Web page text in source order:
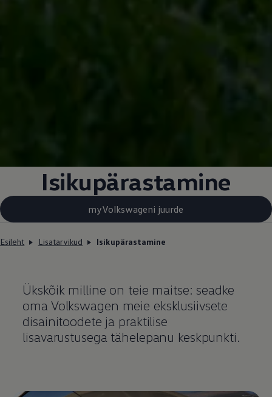
Isikupärastamine
myVolkswageni juurde
Esileht Lisatarvikud Isikupärastamine
Ükskõik milline on teie maitse: seadke
oma Volkswagen meie eksklusiivsete
disainitoodete ja praktilise
lisavarustusega tähelepanu keskpunkti.